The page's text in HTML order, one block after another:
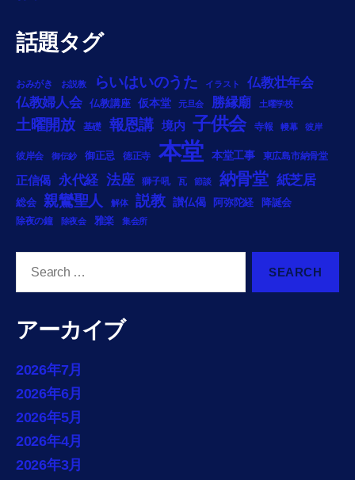
話題タグ
おみがき お説教 らいはいのうた イラスト
仏教壮年会
仏教婦人会
仏教講座 仮本堂 元旦会 勝縁廟 土曜学校
土曜開放 基礎 報恩講 境内 子供会 寺報 幔幕 彼岸
彼岸会 御伝鈔 御正忌 徳正寺 本堂 本堂工事 東広島市納骨堂
正信偈 永代経 法座 獅子吼 瓦 節談 納骨堂 紙芝居
総会 親鸞聖人 解体 説教 讃仏偈 阿弥陀経 降誕会
除夜の鐘 除夜会 雅楽 集会所
アーカイブ
2026年7月
2026年6月
2026年5月
2026年4月
2026年3月